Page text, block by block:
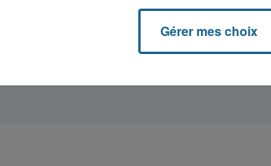
Gérer mes choix